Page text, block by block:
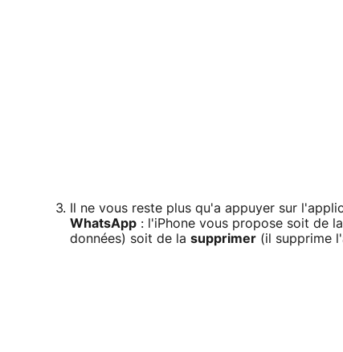
Il ne vous reste plus qu'a appuyer sur
WhatsApp : l'iPhone vous propose soit de la
données) soit de la supprimer (il supprime